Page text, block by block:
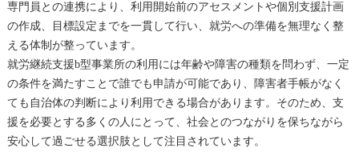
専門員との連携により、利用開始前のアセスメントや個別支援計画
の作成、目標設定までを一貫して行い、就労への準備を無理なく整
える体制が整っています。
就労継続支援b型事業所の利用には年齢や障害の種類を問わず、一定
の条件を満たすことで誰でも申請が可能であり、障害者手帳がなく
ても自治体の判断により利用できる場合があります。そのため、支
援を必要とする多くの人にとって、社会とのつながりを保ちながら
安心して過ごせる選択肢として注目されています。